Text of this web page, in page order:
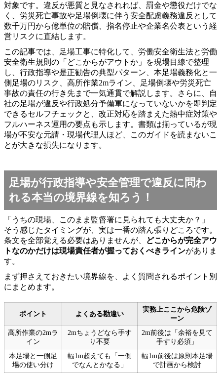
対象です。違反が悪質と見なされれば、罰金や懲役だけでな
く、労災死亡事故や足場倒壊に伴う安全配慮義務違反として
数千万円から億単位の賠償、指名停止や企業名公表という経
営リスクに直結します。
この記事では、足場工事に特化して、労働安全衛生法と労働
安全衛生規則の「どこからがアウトか」を現場目線で整理
し、行政指導や是正勧告の典型パターン、本足場義務化と一
側足場のリスク、高所作業2mライン、足場倒壊や労災死亡
事故の責任の行き先まで一気通貫で解説します。さらに、自
社の足場が違反や行政処分予備軍になっていないかを即判定
できるセルフチェックと、改正対応を踏まえた熱中症対策や
フルハーネス運用の要点も示します。書類は揃っているが現
場が不安な元請・現場代理人ほど、このガイドを読まないこ
とが大きな損失になります。
足場が行政指導や安全管理で違反に問わ
れる本当の境界線を知ろう！
「うちの現場、このまま監督署に見られても大丈夫か？」
そう感じたタイミングが、実は一番の踏ん張りどころです。
条文を全部覚える必要はありませんが、
どこからが完全アウ
トなのかだけは現場責任者が握っておくべきラインがありま
す。
まず押さえておきたい境界線を、よく質問されるポイント別
にまとめます。
ポイント よくある勘違い
実務上ここから危険ゾ
ーン
高所作業の2mラ
イン
2mちょうどなら手す
り不要
2m前後は「余裕を見て
手すり必須」
本足場と一側足
場の使い分け
幅1m超えても「一側
でなんとかなる」
幅1m前後は原則本足場
で計画から検討